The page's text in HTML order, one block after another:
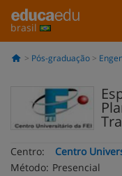
brasil
Pós-graduação
Centro:
Centro
Método: Presencial